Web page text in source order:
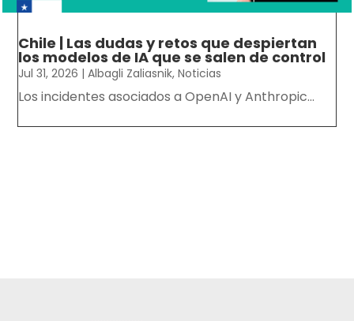
Chile | Las dudas y retos que despiertan
los modelos de IA que se salen de control
Jul 31, 2026 |Albagli Zaliasnik,Noticias
Los incidentes asociados a OpenAI y Anthropic...